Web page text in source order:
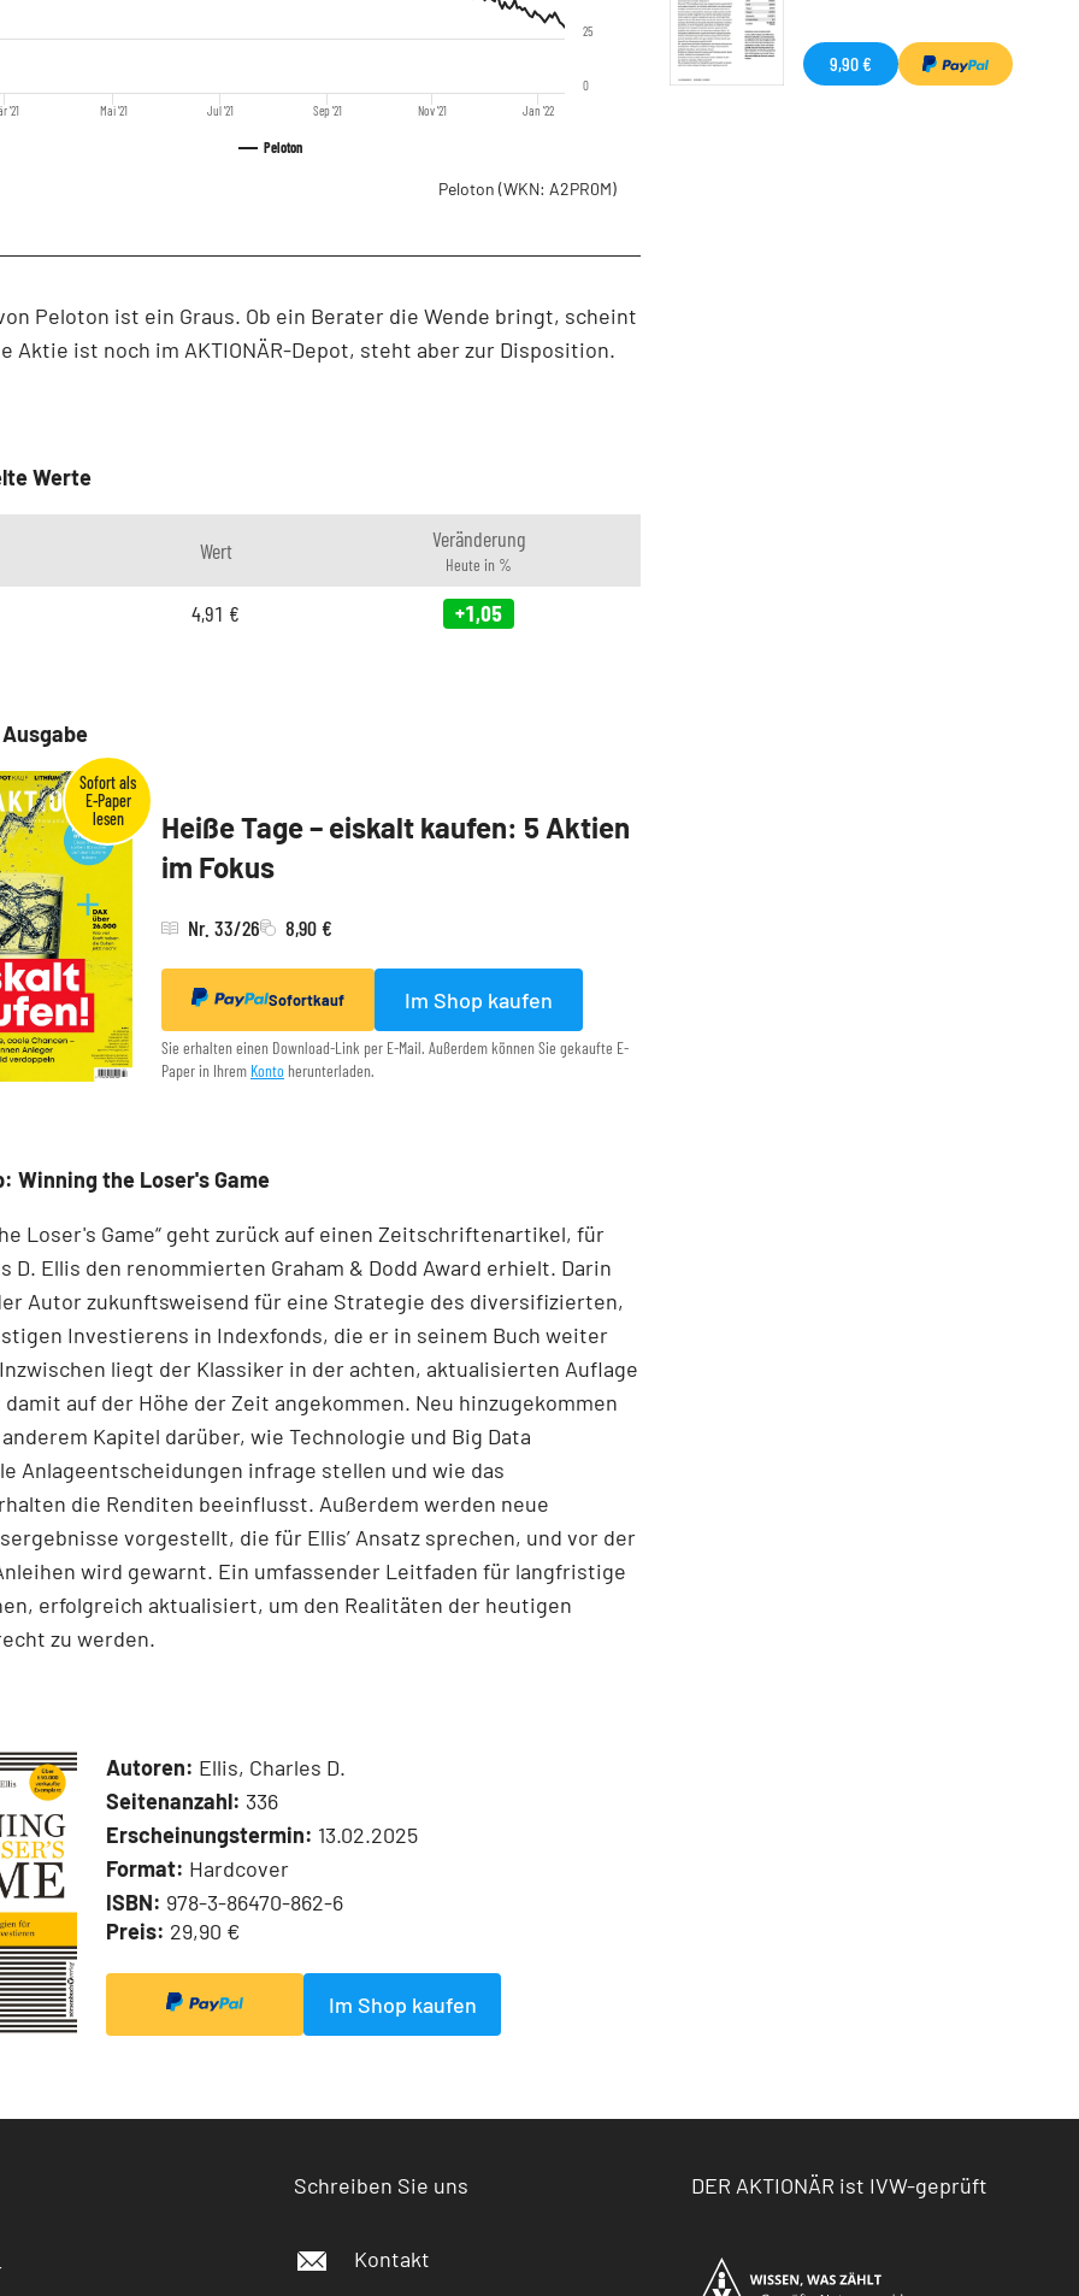
Peloton
'21 Mai '21 Jul '21 Sep '21 Nov '21 Jan '22
0
25
Peloton (WKN: A2PR0M)
Peloton ist ein Graus. Ob ein Berater die Wende bringt, scheint
Aktie ist noch im AKTIONÄR-Depot, steht aber zur Disposition.
Werte
Wert Veränderung
Heute in %
4,91 € +1,05
Heiße Tage – eiskalt kaufen: 5 Aktien
im Fokus
Nr. 33/26 8,90 €
Sofortkauf Im Shop kaufen
Sie erhalten einen Download-Link per E-Mail. Außerdem können Sie gekaufte E-
Paper in Ihrem Konto herunterladen.
Winning the Loser's Game
Loser's Game“ geht zurück auf einen Zeitschriftenartikel, für
D. Ellis den renommierten Graham & Dodd Award erhielt. Darin
Autor zukunftsweisend für eine Strategie des diversifizierten,
Investierens in Indexfonds, die er in seinem Buch weiter
liegt der Klassiker in der achten, aktualisierten Auflage
auf der Höhe der Zeit angekommen. Neu hinzugekommen
Kapitel darüber, wie Technologie und Big Data
Anlageentscheidungen infrage stellen und wie das
die Renditen beeinflusst. Außerdem werden neue
vorgestellt, die für Ellis’ Ansatz sprechen, und vor der
wird gewarnt. Ein umfassender Leitfaden für langfristige
erfolgreich aktualisiert, um den Realitäten der heutigen
zu werden.
Autoren: Ellis, Charles D.
Seitenanzahl: 336
Erscheinungstermin: 13.02.2025
Format: Hardcover
ISBN: 978-3-86470-862-6
Preis: 29,90 €
Im Shop kaufen
9,90 €
Schreiben Sie uns
Kontakt
DER AKTIONÄR ist IVW-geprüft